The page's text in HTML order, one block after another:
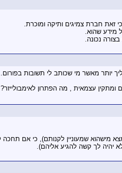
זאת חברת צמיגים ותיקה ומוכרת.
מידע שהוא.
בצורה נכונה.
מישהוא שמעוניין לקנותם), כי אם
יהיה לך קשה להגיע אליהם).